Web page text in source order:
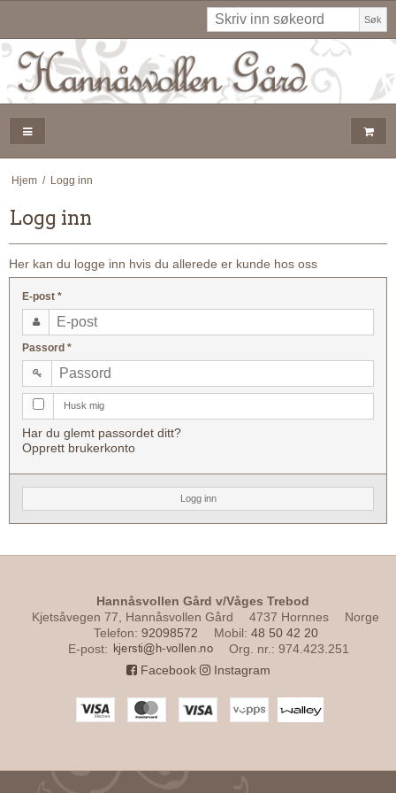
Søk
Hjem / Logg inn
Logg inn
Her kan du logge inn hvis du allerede er kunde hos oss
E-post *
Passord *
Husk mig
Har du glemt passordet ditt?
Opprett brukerkonto
Logg inn
Hannåsvollen Gård v/Våges Trebod
Kjetsåvegen 77, Hannåsvollen Gård
4737 Hornnes
Norge
Telefon: 92098572 Mobil: 48 50 42 20
E-post: Org. nr. : 974.423.251
Facebook
Instagram